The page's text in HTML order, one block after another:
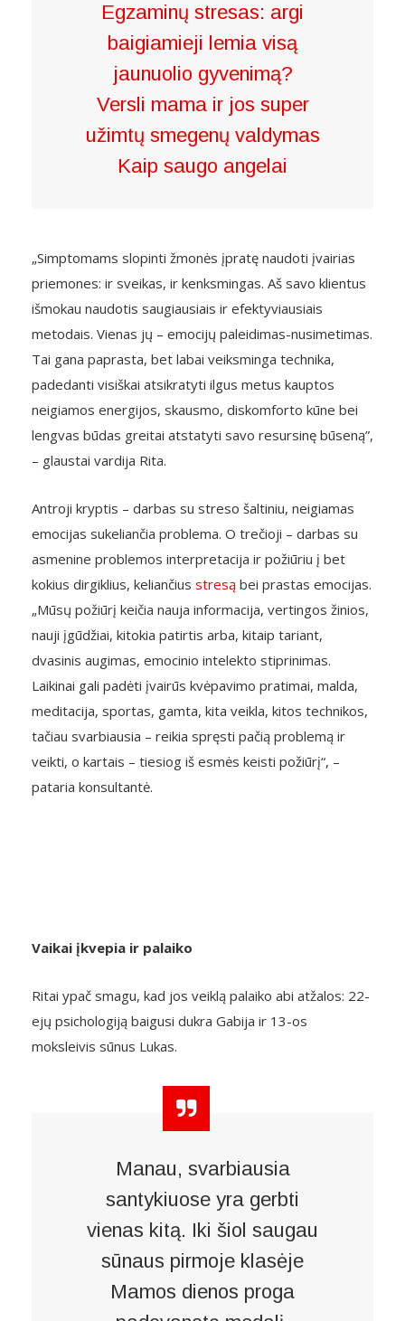
Egzaminų stresas: argi
baigiamieji lemia visą
jaunuolio gyvenimą?
Versli mama ir jos super
užimtų smegenų valdymas
Kaip saugo angelai
„Simptomams slopinti žmonės įpratę naudoti įvairias
priemones: ir sveikas, ir kenksmingas. Aš savo klientus
išmokau naudotis saugiausiais ir efektyviausiais
metodais. Vienas jų – emocijų paleidimas-nusimetimas.
Tai gana paprasta, bet labai veiksminga technika,
padedanti visiškai atsikratyti ilgus metus kauptos
neigiamos energijos, skausmo, diskomforto kūne bei
lengvas būdas greitai atstatyti savo resursinę būseną”,
– glaustai vardija Rita.
Antroji kryptis – darbas su streso šaltiniu, neigiamas
emocijas sukeliančia problema. O trečioji – darbas su
asmenine problemos interpretacija ir požiūriu į bet
kokius dirgiklius, keliančius stresą bei prastas emocijas.
„Mūsų požiūrį keičia nauja informacija, vertingos žinios,
nauji įgūdžiai, kitokia patirtis arba, kitaip tariant,
dvasinis augimas, emocinio intelekto stiprinimas.
Laikinai gali padėti įvairūs kvėpavimo pratimai, malda,
meditacija, sportas, gamta, kita veikla, kitos technikos,
tačiau svarbiausia – reikia spręsti pačią problemą ir
veikti, o kartais – tiesiog iš esmės keisti požiūrį“, –
pataria konsultantė.
Vaikai įkvepia ir palaiko
Ritai ypač smagu, kad jos veiklą palaiko abi atžalos: 22-
ejų psichologiją baigusi dukra Gabija ir 13-os
moksleivis sūnus Lukas.
Manau, svarbiausia
santykiuose yra gerbti
vienas kitą. Iki šiol saugau
sūnaus pirmoje klasėje
Mamos dienos proga